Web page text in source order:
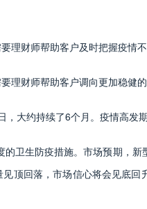
理财师帮助客户及时把握疫情不
理财师帮助客户调向更加稳健的
大约持续了6个月。疫情高发期
卫生防疫措施。市场预期，
顶回落，市场信心将会见底回